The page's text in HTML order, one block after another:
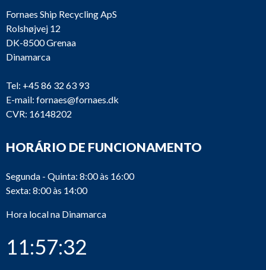
Fornaes Ship Recycling ApS
Rolshøjvej 12
DK-8500 Grenaa
Dinamarca
Tel: +45 86 32 63 93
E-mail: fornaes@fornaes.dk
CVR: 16148202
HORÁRIO DE FUNCIONAMENTO
Segunda - Quinta: 8:00 às 16:00
Sexta: 8:00 às 14:00
Hora local na Dinamarca
11:57:32